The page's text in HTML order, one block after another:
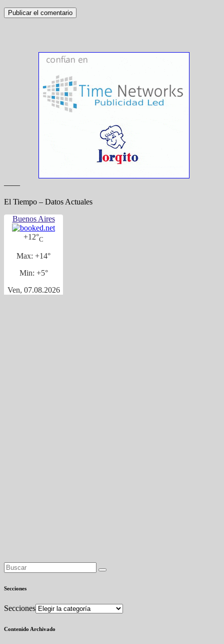
——
El Tiempo – Datos Actuales
Buenos Aires
+12°C
Max: +14°
Min: +5°
Ven, 07.08.2026
Secciones
Secciones
Contenido Archivado